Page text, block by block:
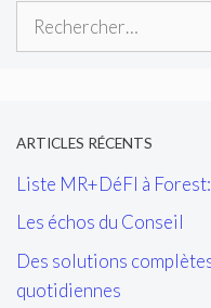
Rechercher :
ARTICLES RÉCENTS
Liste MR+DéFI à
Les échos du Conseil
Des solutions
quotidiennes